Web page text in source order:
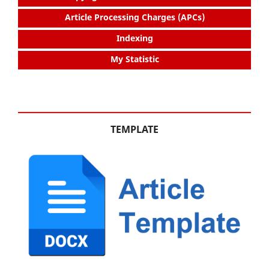
Article Processing Charges (APCs)
Indexing
My Statistic
TEMPLATE